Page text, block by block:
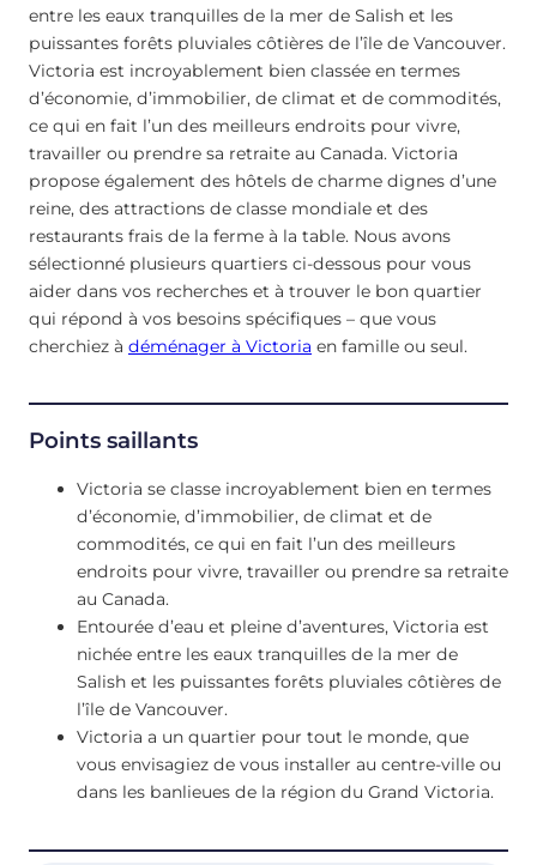
entre les eaux tranquilles de la mer de Salish et les
puissantes forêts pluviales côtières de l’île de Vancouver.
Victoria est incroyablement bien classée en termes
d’économie, d’immobilier, de climat et de commodités,
ce qui en fait l’un des meilleurs endroits pour vivre,
travailler ou prendre sa retraite au Canada. Victoria
propose également des hôtels de charme dignes d’une
reine, des attractions de classe mondiale et des
restaurants frais de la ferme à la table. Nous avons
sélectionné plusieurs quartiers ci-dessous pour vous
aider dans vos recherches et à trouver le bon quartier
qui répond à vos besoins spécifiques – que vous
cherchiez à déménager à Victoria en famille ou seul.
Points saillants
Victoria se classe incroyablement bien en termes
d’économie, d’immobilier, de climat et de
commodités, ce qui en fait l’un des meilleurs
endroits pour vivre, travailler ou prendre sa retraite
au Canada.
Entourée d’eau et pleine d’aventures, Victoria est
nichée entre les eaux tranquilles de la mer de
Salish et les puissantes forêts pluviales côtières de
l’île de Vancouver.
Victoria a un quartier pour tout le monde, que
vous envisagiez de vous installer au centre-ville ou
dans les banlieues de la région du Grand Victoria.